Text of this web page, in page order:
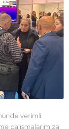
verimli
çalışmalarımıza